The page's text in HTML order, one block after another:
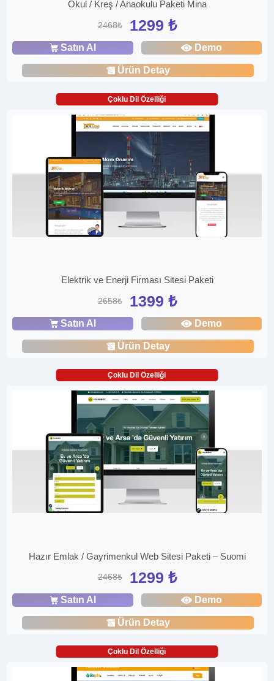
Okul / Kreş / Anaokulu Paketi Mina
2468₺ 1299 ₺
Satın Al Demo
Ürün Detay
Çoklu Dil Özelliği
Elektrik ve Enerji Firması Sitesi Paketi
2658₺ 1399 ₺
Satın Al Demo
Ürün Detay
Çoklu Dil Özelliği
Hazır Emlak / Gayrimenkul Web Sitesi Paketi – Suomi
2468₺ 1299 ₺
Satın Al Demo
Ürün Detay
Çoklu Dil Özelliği